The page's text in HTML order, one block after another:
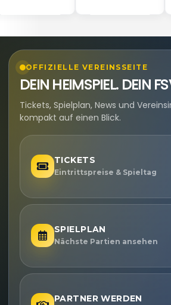
OFFIZIELLE VEREINSSEITE
DEIN HEIMSPIEL. DEIN
Tickets, Spielplan, News und
kompakt auf einen Blick.
TICKETS
Eintrittspreise & Spieltag
SPIELPLAN
Nächste Partien ansehen
PARTNER WERDEN